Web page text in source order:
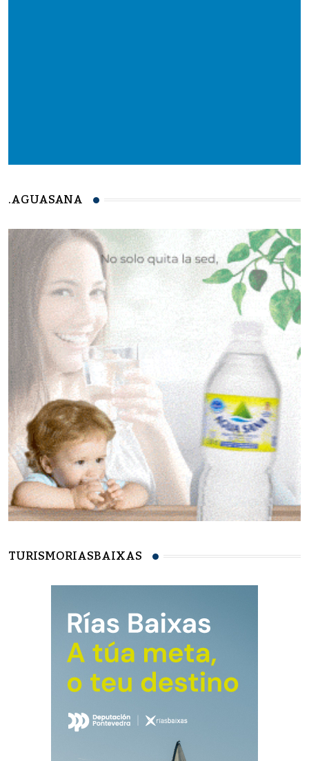
.AGUASANA
TURISMORIASBAIXAS